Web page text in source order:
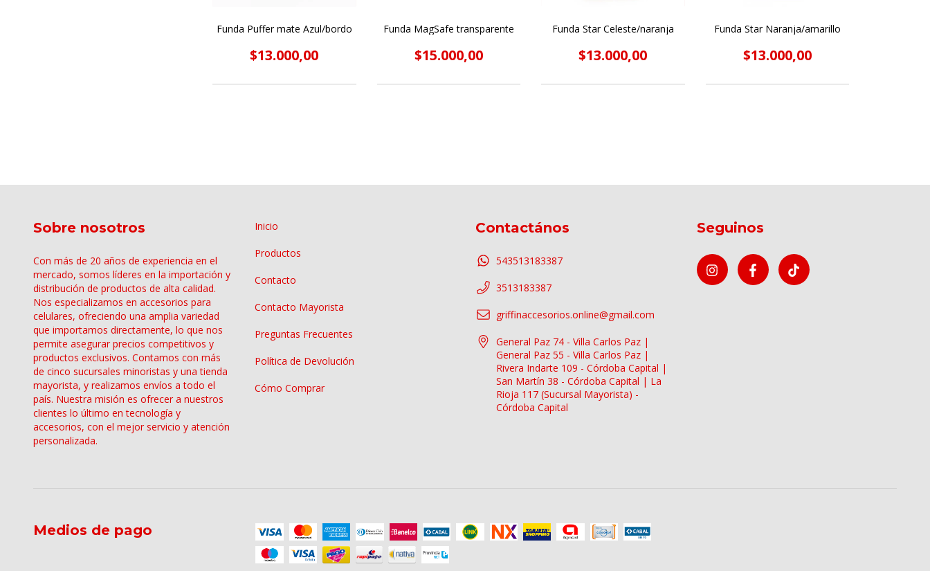
Funda Puffer mate Azul/bordo
$13.000,00
Funda MagSafe transparente
$15.000,00
Funda Star Celeste/naranja
$13.000,00
Funda Star Naranja/amarillo
$13.000,00
Sobre nosotros
Con más de 20 años de experiencia en el
mercado, somos líderes en la importación y
distribución de productos de alta calidad.
Nos especializamos en accesorios para
celulares, ofreciendo una amplia variedad
que importamos directamente, lo que nos
permite asegurar precios competitivos y
productos exclusivos. Contamos con más
de cinco sucursales minoristas y una tienda
mayorista, y realizamos envíos a todo el
país. Nuestra misión es ofrecer a nuestros
clientes lo último en tecnología y
accesorios, con el mejor servicio y atención
personalizada.
Inicio
Productos
Contacto
Contacto Mayorista
Preguntas Frecuentes
Política de Devolución
Cómo Comprar
Contactános
543513183387
3513183387
griffinaccesorios.online@gmail.com
General Paz 74 - Villa Carlos Paz |
General Paz 55 - Villa Carlos Paz |
Rivera Indarte 109 - Córdoba Capital |
San Martín 38 - Córdoba Capital | La
Rioja 117 (Sucursal Mayorista) -
Córdoba Capital
Seguinos
Medios de pago